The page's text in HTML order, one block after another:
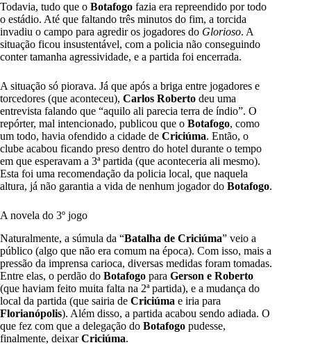
Todavia, tudo que o Botafogo fazia era repreendido por todo
o estádio. Até que faltando três minutos do fim, a torcida
invadiu o campo para agredir os jogadores do Glorioso. A
situação ficou insustentável, com a policia não conseguindo
conter tamanha agressividade, e a partida foi encerrada.
A situação só piorava. Já que após a briga entre jogadores e
torcedores (que aconteceu), Carlos Roberto deu uma
entrevista falando que “aquilo ali parecia terra de índio”. O
repórter, mal intencionado, publicou que o Botafogo, como
um todo, havia ofendido a cidade de Criciúma. Então, o
clube acabou ficando preso dentro do hotel durante o tempo
em que esperavam a 3ª partida (que aconteceria ali mesmo).
Esta foi uma recomendação da policia local, que naquela
altura, já não garantia a vida de nenhum jogador do Botafogo.
A novela do 3º jogo
Naturalmente, a súmula da “Batalha de Criciúma” veio a
público (algo que não era comum na época). Com isso, mais a
pressão da imprensa carioca, diversas medidas foram tomadas.
Entre elas, o perdão do Botafogo para Gerson e Roberto
(que haviam feito muita falta na 2ª partida), e a mudança do
local da partida (que sairia de Criciúma e iria para
Florianópolis). Além disso, a partida acabou sendo adiada. O
que fez com que a delegação do Botafogo pudesse,
finalmente, deixarCriciúma.